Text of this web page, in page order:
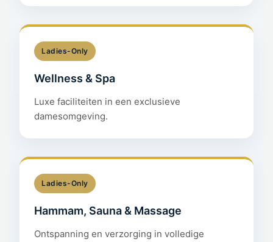
Ladies-Only
Wellness & Spa
Luxe faciliteiten in een exclusieve
damesomgeving.
Ladies-Only
Hammam, Sauna & Massage
Ontspanning en verzorging in volledige